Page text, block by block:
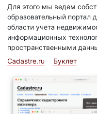
Для этого мы ведем
образовательный портал
области учета
информационных
пространственными
Cadastre.ru
Буклет